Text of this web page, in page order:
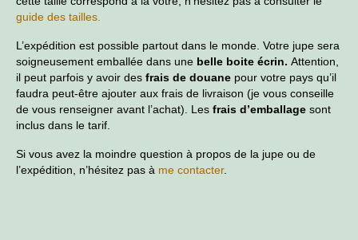
guide des tailles.
L’expédition est possible partout dans le monde. Votre jupe sera
soigneusement emballée dans une belle boite écrin. Attention,
il peut parfois y avoir des frais de douane pour votre pays qu’il
faudra peut-être ajouter aux frais de livraison (je vous conseille
de vous renseigner avant l’achat). Les frais d’emballage sont
inclus dans le tarif.
Si vous avez la moindre question à propos de la jupe ou de
l’expédition, n’hésitez pas à me contacter.